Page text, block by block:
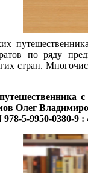
по ряду
стран.
Олег
5-9950-0380-9 :